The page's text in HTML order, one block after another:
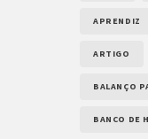
APRENDIZ
ARTIGO
BALANÇO
BANCO DE